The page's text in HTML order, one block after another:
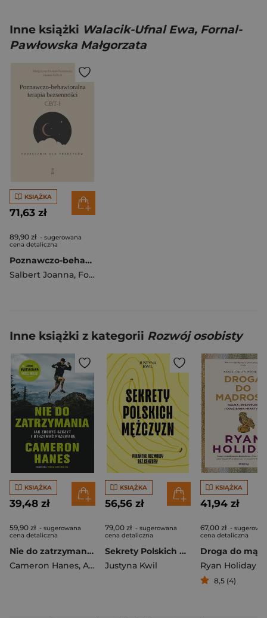
Inne książki Walacik-Ufnal Ewa, Fornal-
Pawłowska Małgorzata
KSIĄŻKA
71,63 zł
89,90 zł - sugerowana
cena detaliczna
Poznawczo-behawioralna terapia bezsenności CBT-I Podręcznik dla praktyka
Salbert Joanna, Fornal-Pawłowska Małgorzata
Inne książki z kategorii Rozwój osobisty
KSIĄŻKA
39,48 zł
59,90 zł - sugerowana
cena detaliczna
Nie do zatrzymania. Jak zdobyć szczyt i utrzymać przewagę
Cameron Hanes, Andrew D. Huberman
KSIĄŻKA
56,56 zł
79,00 zł - sugerowana
cena detaliczna
Sekrety Polskich Mężczyzn. Pikantne rozmowy bez cenzury
Justyna Kwil
KSIĄŻKA
41,94 zł
67,00 zł -
cena detaliczna
Ryan Holiday
8,5 (4)